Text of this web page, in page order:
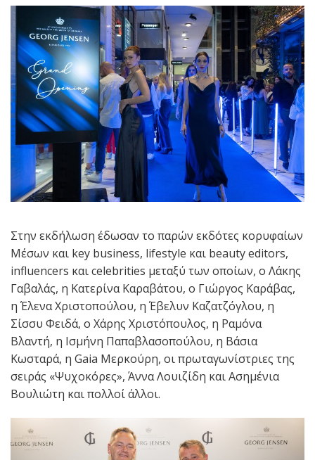
Στην εκδήλωση έδωσαν το παρών εκδότες κορυφαίων
Μέσων και key business, lifestyle και beauty editors,
influencers και celebrities μεταξύ των οποίων, ο Λάκης
Γαβαλάς, η Κατερίνα Καραβάτου, ο Γιώργος Καράβας,
η Έλενα Χριστοπούλου, η Έβελυν Καζατζόγλου, η
Σίσσυ Φειδά, ο Χάρης Χριστόπουλος, η Ραμόνα
Βλαντή, η Ισμήνη Παπαβλασοπούλου, η Βάσια
Κωσταρά, η Gaia Μερκούρη, οι πρωταγωνίστριες της
σειράς «Ψυχοκόρες», Άννα Λουιζίδη και Ασημένια
Βουλιώτη και πολλοί άλλοι.